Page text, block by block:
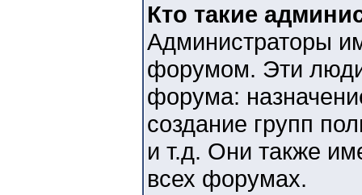
Кто такие
Администраторы
форумом. Эти люди
форума:
создание групп
и т.д. Они также
всех форумах.